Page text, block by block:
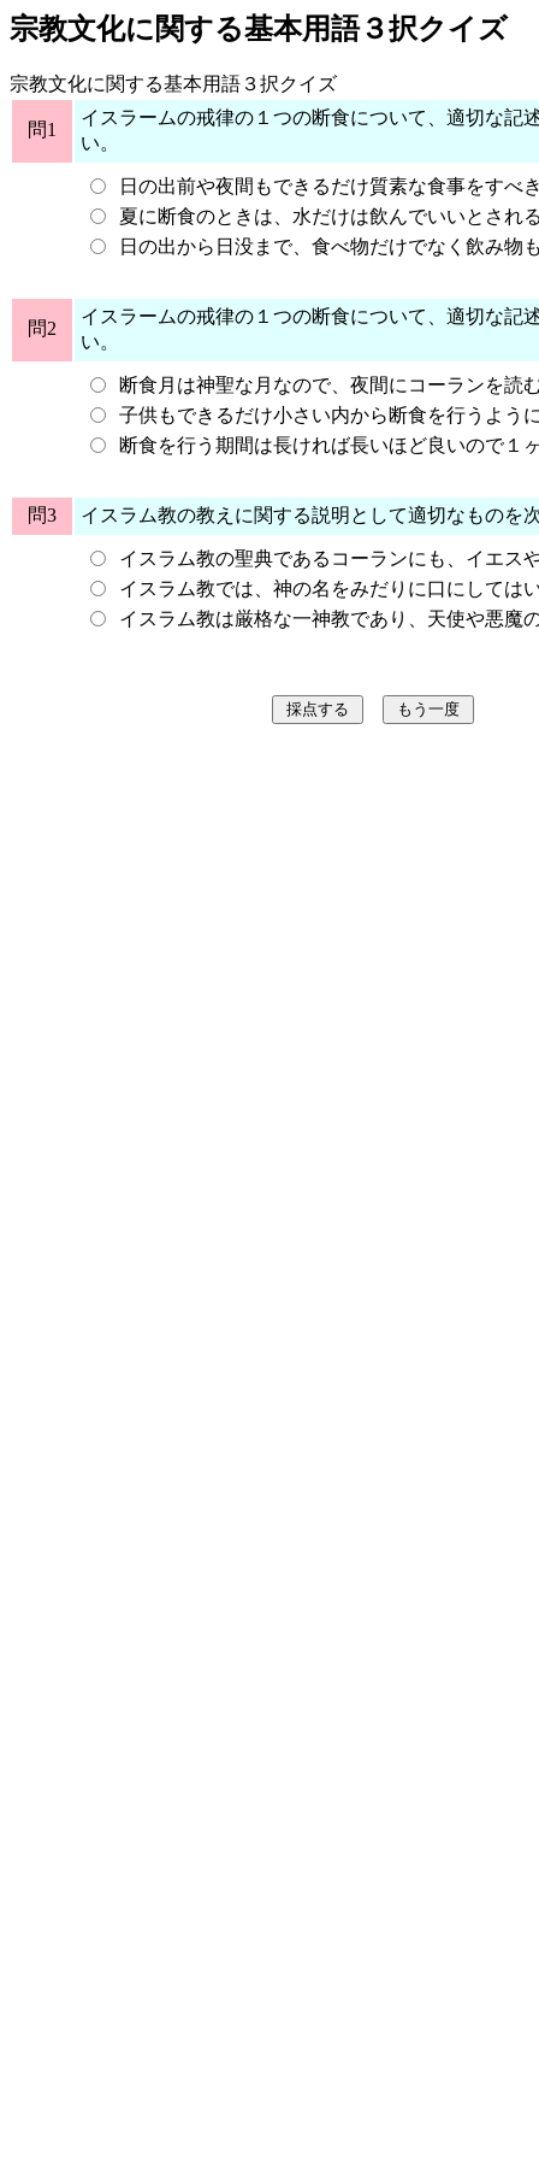
宗教文化に関する基本用語３択クイズ
宗教文化に関する基本用語３択クイズ
問1
イスラームの戒律の１つの断食について、適切な記
い。
日の出前や夜間もできるだけ質素な食事をすべ
夏に断食のときは、水だけは飲んでいいとされ
日の出から日没まで、食べ物だけでなく飲み物
問2
イスラームの戒律の１つの断食について、適切な記
い。
断食月は神聖な月なので、夜間にコーランを読
子供もできるだけ小さい内から断食を行うよう
断食を行う期間は長ければ長いほど良いので１
問3 イスラム教の教えに関する説明として適切なものを
イスラム教の聖典であるコーランにも、イエス
イスラム教では、神の名をみだりに口にしては
イスラム教は厳格な一神教であり、天使や悪魔